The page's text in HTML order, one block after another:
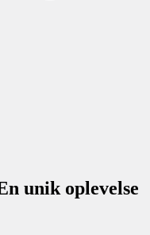
unik oplevelse